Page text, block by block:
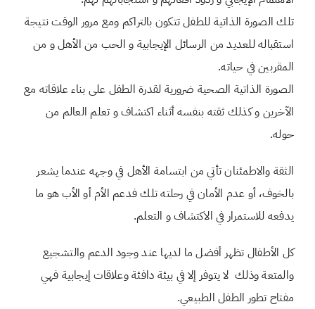
تلك الصورة الذاتية للطفل تتكون بالتراكم ومع مرور الوقت نتيجة
استقباله للعديد من الرسائل الإيجابية و الحب من الأهل و من
المقربين في حياته.
الصورة الذاتية الصحية ضرورية لقدرة الطفل على بناء علاقاته مع
الآخرين و كذلك ثقته بنفسه أثناء اكتشاف و تعلم العالم من
حوله.
الثقة والاطمئنان تأتي من ابتسامة الأهل في وجهه عندما يشعر
بالخوف، أو عدم الأمان في رحلته تلك فدعم الأم أو الأب هو ما
يدفعه للاستمرار في الاكتشاف و التعلم.
كل الأطفال تظهر أفضل ما لديها عند وجود الدعم والتشجيع
والمتعة وذلك لا يتوفر إلا في بيئة دافئة وعلاقات إيجابية فهي
مفتاح تطور الطفل الطبيعي.